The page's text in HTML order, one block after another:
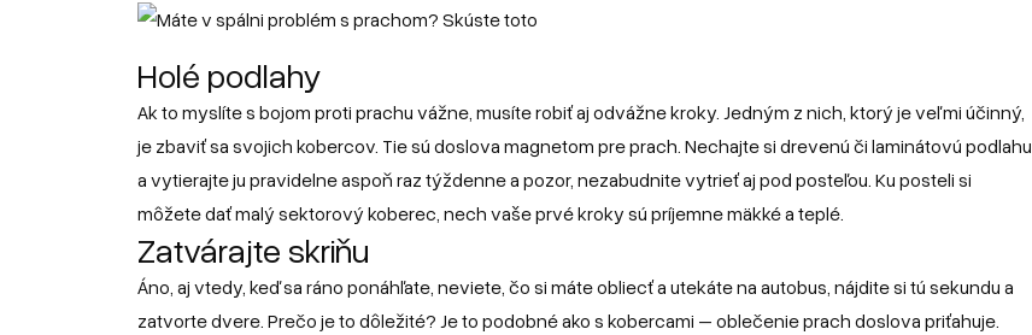
Holé podlahy
Ak to myslíte s bojom proti prachu vážne, musíte robiť aj odvážne kroky. Jedným z nich, ktorý je veľmi účinný,
je zbaviť sa svojich kobercov. Tie sú doslova magnetom pre prach. Nechajte si drevenú či laminátovú podlahu
a vytierajte ju pravidelne aspoň raz týždenne a pozor, nezabudnite vytrieť aj pod posteľou. Ku posteli si
môžete dať malý sektorový koberec, nech vaše prvé kroky sú príjemne mäkké a teplé.
Zatvárajte skriňu
Áno, aj vtedy, keď sa ráno ponáhľate, neviete, čo si máte obliecť a utekáte na autobus, nájdite si tú sekundu a
zatvorte dvere. Prečo je to dôležité? Je to podobné ako s kobercami – oblečenie prach doslova priťahuje.